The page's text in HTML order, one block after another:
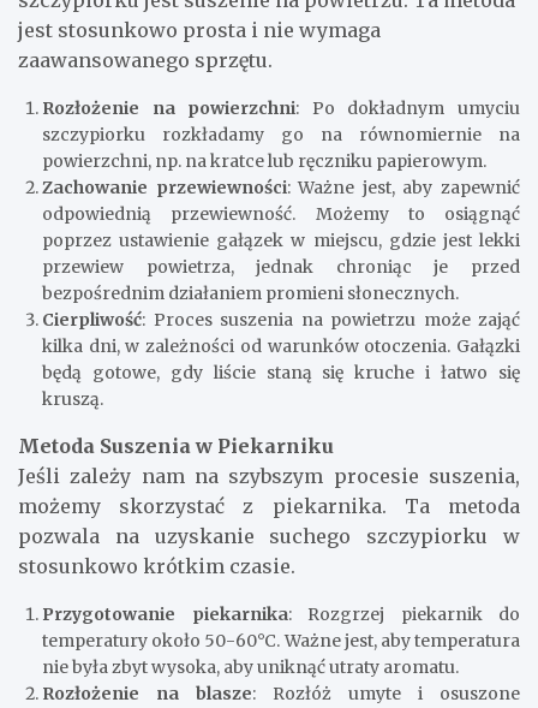
jest stosunkowo prosta i nie wymaga
zaawansowanego sprzętu.
Rozłożenie na powierzchni: Po dokładnym umyciu
szczypiorku rozkładamy go na równomiernie na
powierzchni, np. na kratce lub ręczniku papierowym.
Zachowanie przewiewności: Ważne jest, aby zapewnić
odpowiednią przewiewność. Możemy to osiągnąć
poprzez ustawienie gałązek w miejscu, gdzie jest lekki
przewiew powietrza, jednak chroniąc je przed
bezpośrednim działaniem promieni słonecznych.
Cierpliwość: Proces suszenia na powietrzu może zająć
kilka dni, w zależności od warunków otoczenia. Gałązki
będą gotowe, gdy liście staną się kruche i łatwo się
kruszą.
Metoda Suszenia w Piekarniku
Jeśli zależy nam na szybszym procesie suszenia,
możemy skorzystać z piekarnika. Ta metoda
pozwala na uzyskanie suchego szczypiorku w
stosunkowo krótkim czasie.
Przygotowanie piekarnika: Rozgrzej piekarnik do
temperatury około 50-60°C. Ważne jest, aby temperatura
nie była zbyt wysoka, aby uniknąć utraty aromatu.
Rozłożenie na blasze: Rozłóż umyte i osuszone